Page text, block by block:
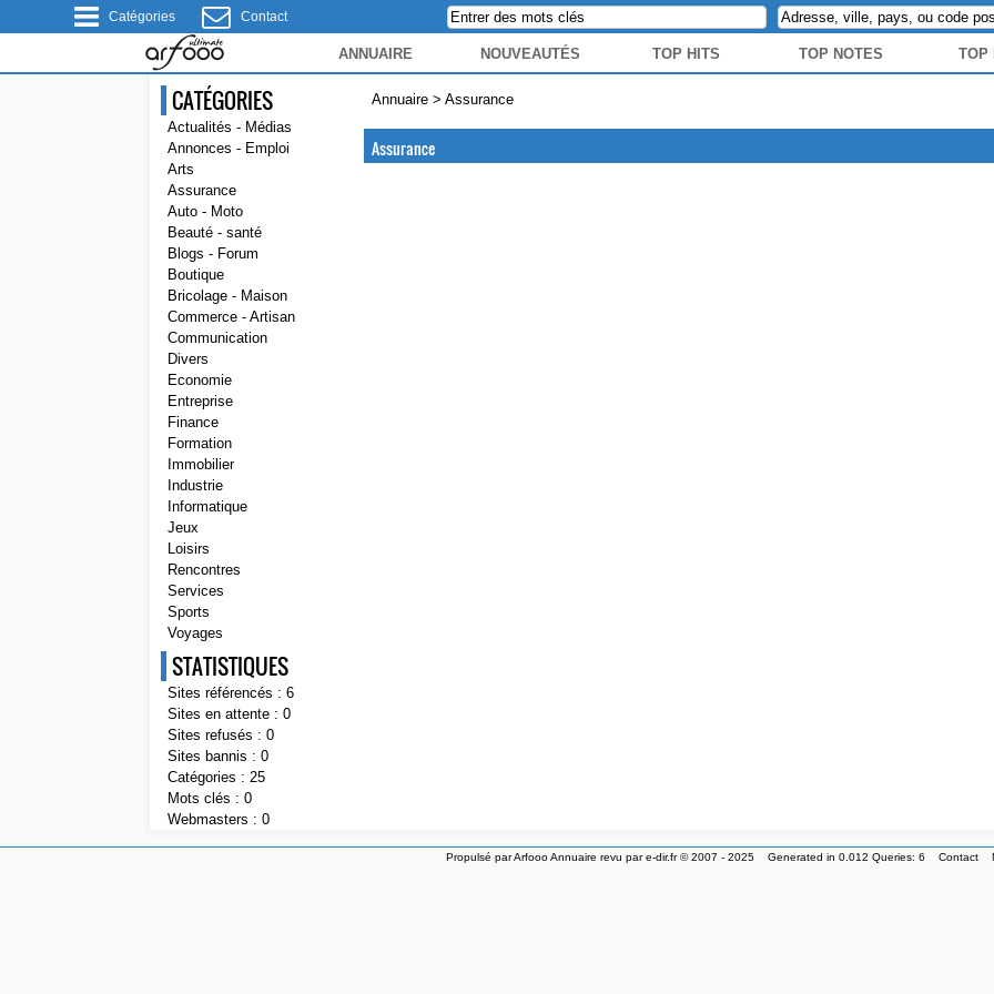
Catégories Contact
ANNUAIRE NOUVEAUTÉS TOP HITS TOP NOTES TOP
Annuaire > Assurance
Assurance
CATÉGORIES
Actualités - Médias
Annonces - Emploi
Arts
Assurance
Auto - Moto
Beauté - santé
Blogs - Forum
Boutique
Bricolage - Maison
Commerce - Artisan
Communication
Divers
Economie
Entreprise
Finance
Formation
Immobilier
Industrie
Informatique
Jeux
Loisirs
Rencontres
Services
Sports
Voyages
STATISTIQUES
Sites référencés : 6
Sites en attente : 0
Sites refusés : 0
Sites bannis : 0
Catégories : 25
Mots clés : 0
Webmasters : 0
Propulsé parArfooo Annuaire revu pare-dir.fr© 2007 - 2025 Generated in 0.012 Queries: 6 Contact